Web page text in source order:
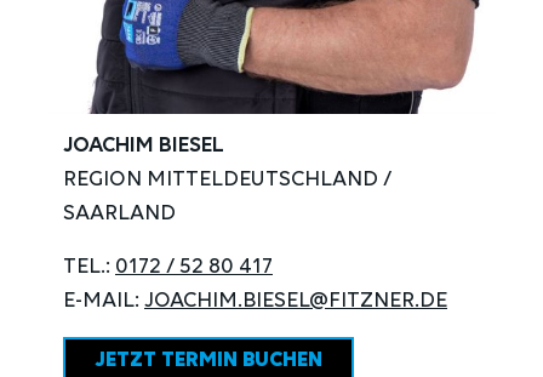
JOACHIM BIESEL
REGION MITTELDEUTSCHLAND /
SAARLAND
TEL.: 0172 / 52 80 417
E-MAIL: JOACHIM.BIESEL@FITZNER.DE
JETZT TERMIN BUCHEN